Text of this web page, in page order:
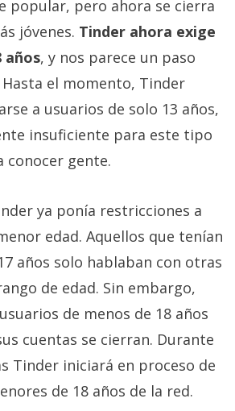
popular, pero ahora se cierra
jóvenes. Tinder ahora exige
años, y nos parece un paso
el momento, Tinder
a usuarios de solo 13 años,
insuficiente para este tipo
conocer gente.
ya ponía restricciones a
edad. Aquellos que tenían
años solo hablaban con otras
de edad. Sin embargo,
de menos de 18 años
cuentas se cierran. Durante
Tinder iniciará en proceso de
de 18 años de la red.